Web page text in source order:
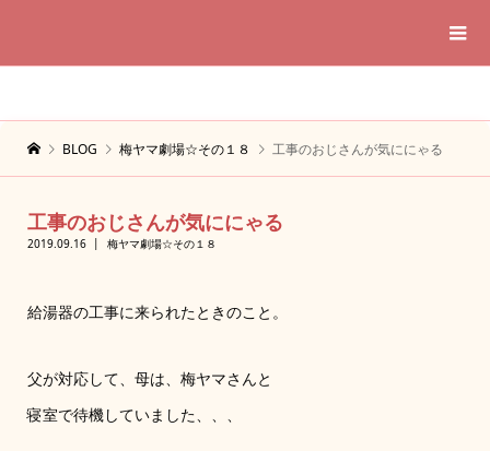
BLOG 梅ヤマ劇場☆その１８ 工事のおじさんが気ににゃる
工事のおじさんが気ににゃる
2019.09.16 梅ヤマ劇場☆その１８
給湯器の工事に来られたときのこと。
父が対応して、母は、梅ヤマさんと
寝室で待機していました、、、